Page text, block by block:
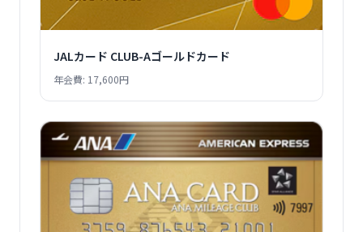
JALカード CLUB-Aゴールドカード
年会費: 17,600円